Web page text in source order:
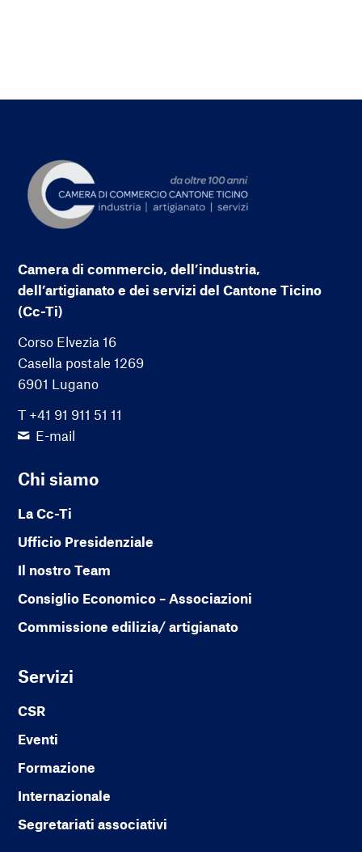
Camera di commercio, dell’industria,
dell’artigianato e dei servizi del Cantone Ticino
(Cc-Ti)
Corso Elvezia 16
Casella postale 1269
6901 Lugano
T +41 91 911 51 11
E-mail
Chi siamo
La Cc-Ti
Ufficio Presidenziale
Il nostro Team
Consiglio Economico – Associazioni
Commissione edilizia/ artigianato
Servizi
CSR
Eventi
Formazione
Internazionale
Segretariati associativi